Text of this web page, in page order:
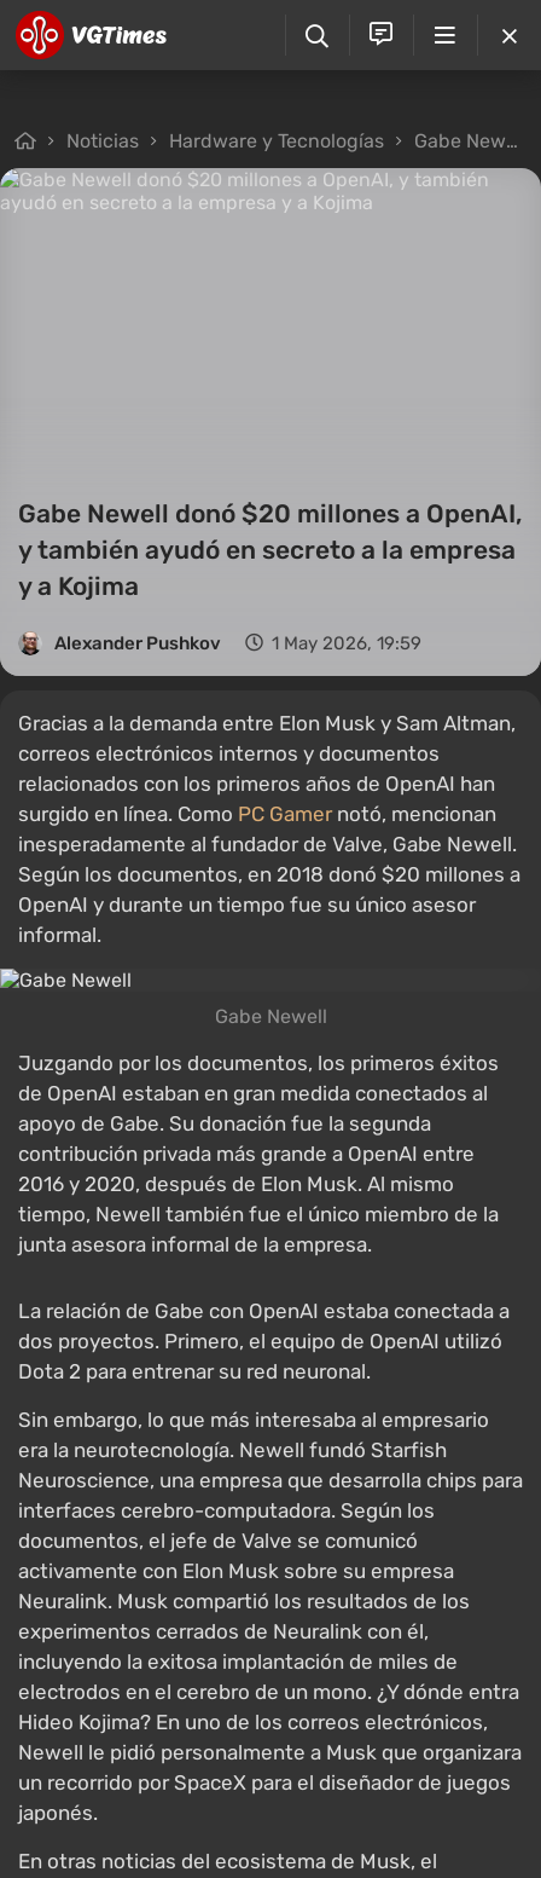
Noticias Hardware y Tecnologías Gabe Newell donó $20 millones a OpenAI, y también ayudó en secreto a la empresa y a Kojima
Gabe Newell donó $20 millones a OpenAI,
y también ayudó en secreto a la empresa
y a Kojima
Alexander Pushkov 1 May 2026, 19:59
Gracias a la demanda entre Elon Musk y Sam Altman,
correos electrónicos internos y documentos
relacionados con los primeros años de OpenAI han
surgido en línea. Como PC Gamernotó, mencionan
inesperadamente al fundador de Valve, Gabe Newell.
Según los documentos, en 2018 donó $20 millones a
OpenAI y durante un tiempo fue su único asesor
informal.
Gabe Newell
Juzgando por los documentos, los primeros éxitos
de OpenAI estaban en gran medida conectados al
apoyo de Gabe. Su donación fue la segunda
contribución privada más grande a OpenAI entre
2016 y 2020, después de Elon Musk. Al mismo
tiempo, Newell también fue el único miembro de la
junta asesora informal de la empresa.
La relación de Gabe con OpenAI estaba conectada a
dos proyectos. Primero, el equipo de OpenAI utilizó
Dota 2 para entrenar su red neuronal.
Sin embargo, lo que más interesaba al empresario
era la neurotecnología. Newell fundó Starfish
Neuroscience, una empresa que desarrolla chips para
interfaces cerebro-computadora. Según los
documentos, el jefe de Valve se comunicó
activamente con Elon Musk sobre su empresa
Neuralink. Musk compartió los resultados de los
experimentos cerrados de Neuralink con él,
incluyendo la exitosa implantación de miles de
electrodos en el cerebro de un mono. ¿Y dónde entra
Hideo Kojima? En uno de los correos electrónicos,
Newell le pidió personalmente a Musk que organizara
un recorrido por SpaceX para el diseñador de juegos
japonés.
En otras noticias del ecosistema de Musk, el